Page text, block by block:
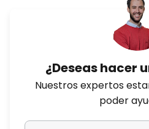
¿Deseas hacer
Nuestros expertos
poder